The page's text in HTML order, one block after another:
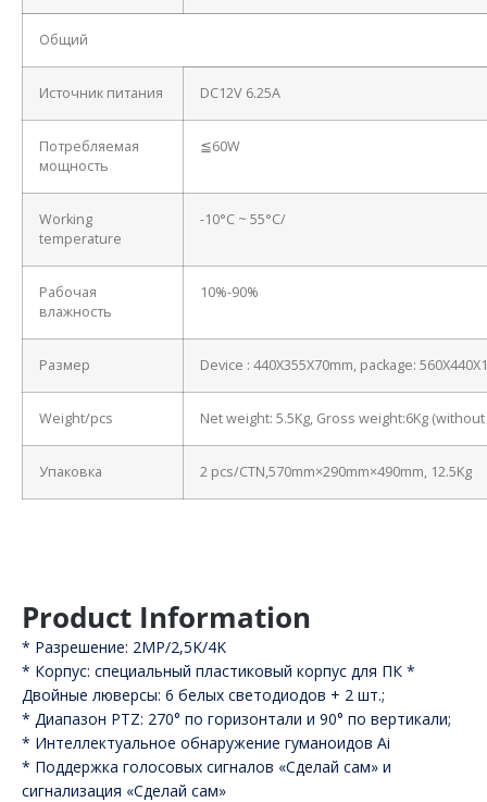
Общий
Источник питания DC12V 6.25A
Потребляемая
мощность
≦60W
Working
temperature
-10°C ~ 55°C/
Рабочая
влажность
10%-90%
Размер Device : 440X355X70mm, package:
Weight/pcs Net weight: 5.5Kg, Gross weight:6Kg (without
Упаковка 2 pcs/CTN,570mm×290mm×490mm, 12.5Kg
Product Information
* Разрешение: 2MP/2,5K/4K
* Корпус: специальный пластиковый корпус для ПК *
Двойные люверсы: 6 белых светодиодов + 2 шт.;
* Диапазон PTZ: 270° по горизонтали и 90° по вертикали;
* Интеллектуальное обнаружение гуманоидов Ai
* Поддержка голосовых сигналов «Сделай сам» и
сигнализация «Сделай сам»